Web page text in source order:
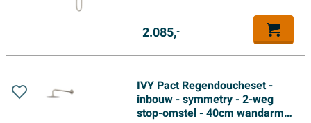
2.085,-
IVY Pact Regendoucheset -
inbouw - symmetry - 2-weg
stop-omstel - 40cm wandarm -